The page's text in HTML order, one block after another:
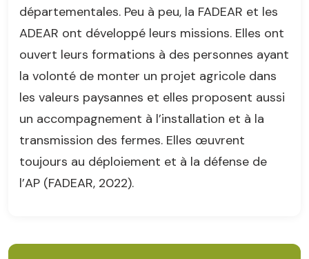
départementales. Peu à peu, la FADEAR et les
ADEAR ont développé leurs missions. Elles ont
ouvert leurs formations à des personnes ayant
la volonté de monter un projet agricole dans
les valeurs paysannes et elles proposent aussi
un accompagnement à l’installation et à la
transmission des fermes. Elles œuvrent
toujours au déploiement et à la défense de
l’AP (FADEAR, 2022).